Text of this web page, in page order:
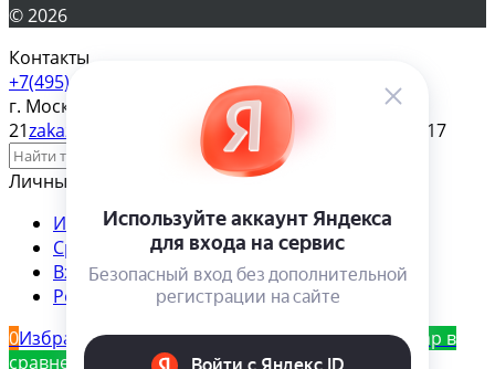
© 2026
Контакты
+7(495) 610-57-17
г. Москва, ул. Яблочкова д.
21zakaz@magazinsemena.ruПн-пт 10-19 Сб-вс 11-17
Личный кабинет
Избранное
Сравнение Товар в сравнении
Вход
Регистрация
0ИзбранноеТовар в избранном0СравнениеТовар в
сравнении
Корзина Товар в корзине!